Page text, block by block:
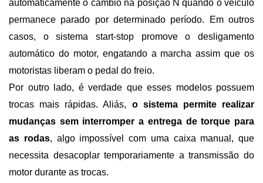
automaticamente o câmbio na posição N quando o veículo
permanece parado por determinado período. Em outros
casos, o sistema start-stop promove o desligamento
automático do motor, engatando a marcha assim que os
motoristas liberam o pedal do freio.
Por outro lado, é verdade que esses modelos possuem
trocas mais rápidas. Aliás, o sistema permite realizar
mudanças sem interromper a entrega de torque para
as rodas, algo impossível com uma caixa manual, que
necessita desacoplar temporariamente a transmissão do
motor durante as trocas.